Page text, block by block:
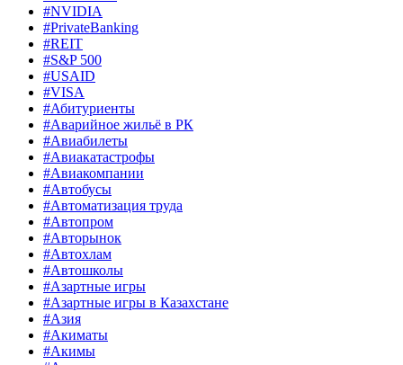
#NVIDIA
#PrivateBanking
#REIT
#S&P 500
#USAID
#VISA
#Абитуриенты
#Аварийное жильё в РК
#Авиабилеты
#Авиакатастрофы
#Авиакомпании
#Автобусы
#Автоматизация труда
#Автопром
#Авторынок
#Автохлам
#Автошколы
#Азартные игры
#Азартные игры в Казахстане
#Азия
#Акиматы
#Акимы